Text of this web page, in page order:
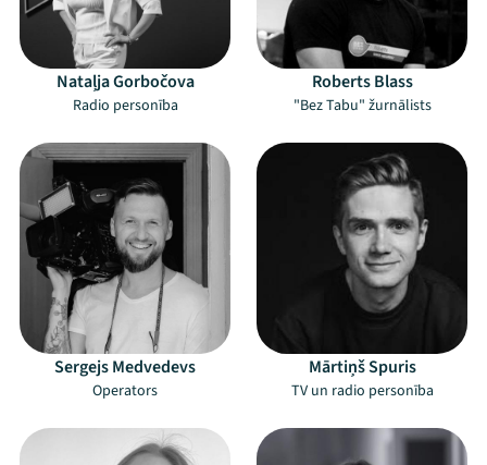
Nataļja Gorbočova
Radio personība
Roberts Blass
"Bez Tabu" žurnālists
Sergejs Medvedevs
Operators
Mārtiņš Spuris
TV un radio personība